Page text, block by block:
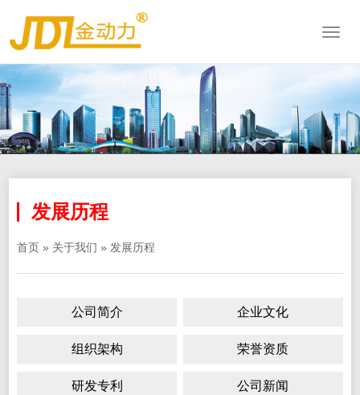
发展历程
首页 » 关于我们 » 发展历程
公司简介 企业文化
组织架构 荣誉资质
研发专利 公司新闻